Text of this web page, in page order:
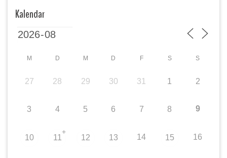
Kalendar
M D M D F S S
27 28 29 30 31 1 2
3 4 5 6 7 8 9
10 11
+
12 13 14 15 16